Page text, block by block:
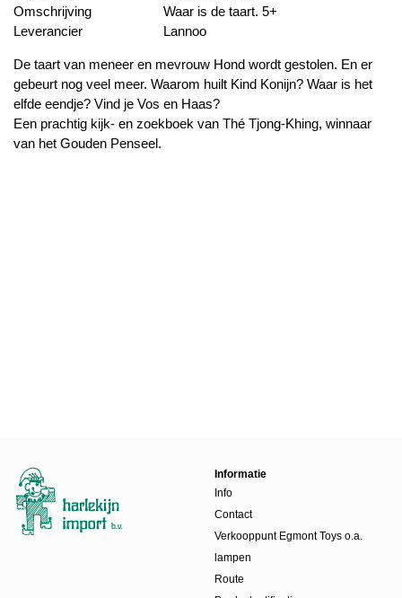
Omschrijving
Waar is de taart. 5+
Leverancier
Lannoo
De taart van meneer en mevrouw Hond wordt gestolen. En er
gebeurt nog veel meer. Waarom huilt Kind Konijn? Waar is het
elfde eendje? Vind je Vos en Haas?
Een prachtig kijk- en zoekboek van Thé Tjong-Khing, winnaar
van het Gouden Penseel.
Informatie
Info
Contact
Verkooppunt Egmont Toys o.a.
lampen
Route